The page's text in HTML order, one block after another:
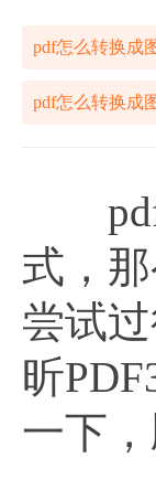
pdf怎么转换成
pdf
式，
尝试
昕
一下